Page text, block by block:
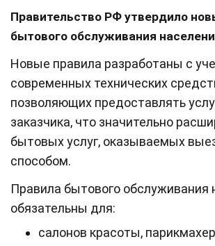
Правительство РФ утвердило
бытового обслуживания
Новые правила разработаны с
современных технических
позволяющих предоставлять
заказчика, что значительно
бытовых услуг, оказываемых
способом.
Правила бытового обслуживания
обязательны для:
салонов красоты,